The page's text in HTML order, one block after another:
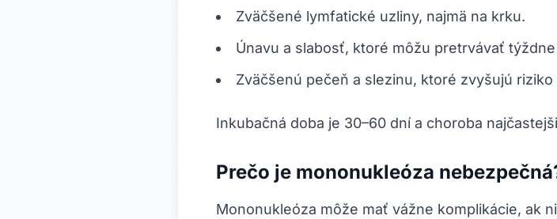
Zväčšené lymfatické uzliny, najmä na krku.
Únavu a slabosť, ktoré môžu pretrvávať
Zväčšenú pečeň a slezinu, ktoré zvyšujú
Inkubačná doba je 30–60 dní a choroba
Prečo je mononukleóza
Mononukleóza môže mať vážne komplikácie, ak